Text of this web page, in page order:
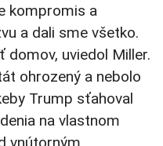
kompromis a
a dali sme všetko.
domov, uviedol Miller.
ohrozený a nebolo
Trump sťahoval
na vlastnom